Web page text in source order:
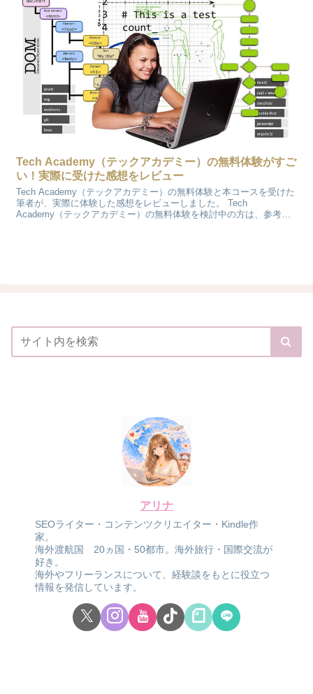
Tech Academy（テックアカデミー）の無料体験がすご
い！実際に受けた感想をレビュー
Tech Academy（テックアカデミー）の無料体験と本コースを受けた
筆者が、実際に体験した感想をレビューしました。 Tech
Academy（テックアカデミー）の無料体験を検討中の方は、参考に
アリナ
SEOライター・コンテンツクリエイター・Kindle作
家。
海外渡航国 20ヵ国・50都市。海外旅行・国際交流が
好き。
海外やフリーランスについて、経験談をもとに役立つ
情報を発信しています。